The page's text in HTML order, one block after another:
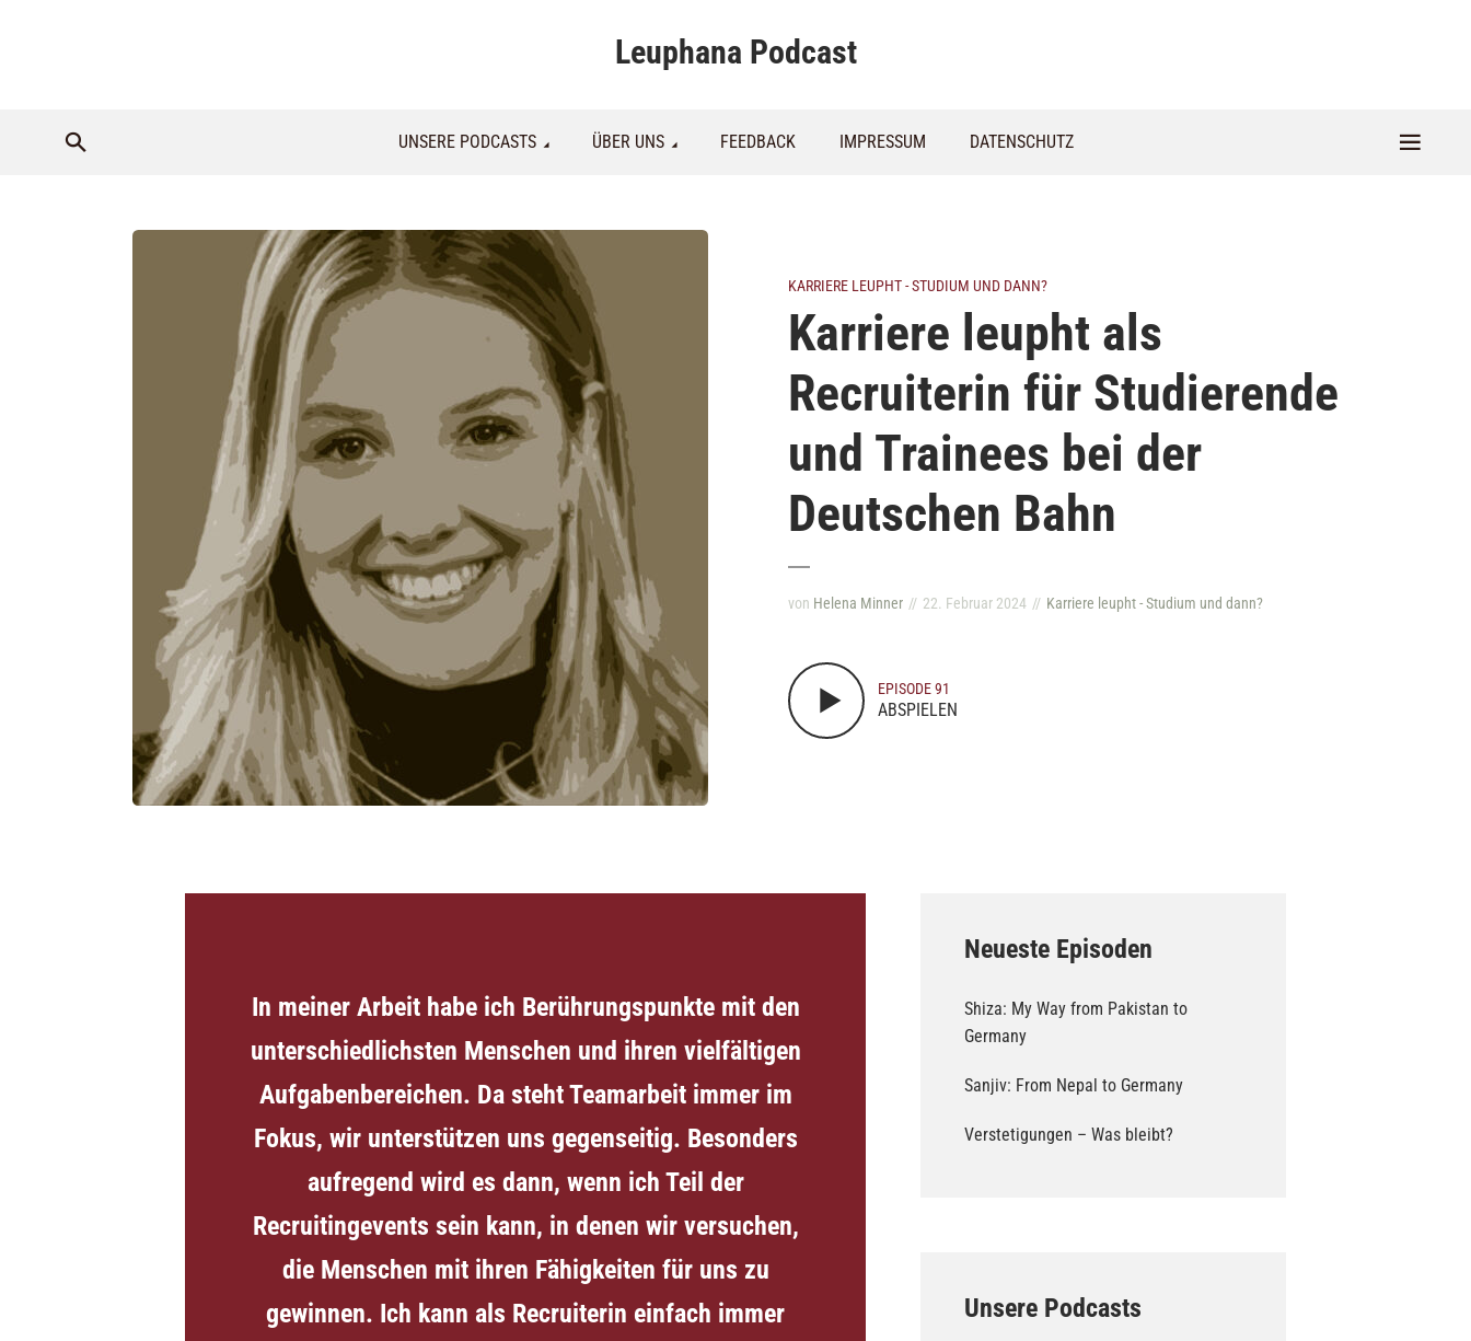
Leuphana Podcast
UNSERE PODCASTS ÜBER UNS FEEDBACK IMPRESSUM DATENSCHUTZ
KARRIERE LEUPHT - STUDIUM UND DANN?
Karriere leupht als
Recruiterin für Studierende
und Trainees bei der
Deutschen Bahn
von Helena Minner 22. Februar 2024 Karriere leupht - Studium und dann?
EPISODE 91
ABSPIELEN
In meiner Arbeit habe ich Berührungspunkte mit den
unterschiedlichsten Menschen und ihren vielfältigen
Aufgabenbereichen. Da steht Teamarbeit immer im
Fokus, wir unterstützen uns gegenseitig. Besonders
aufregend wird es dann, wenn ich Teil der
Recruitingevents sein kann, in denen wir versuchen,
die Menschen mit ihren Fähigkeiten für uns zu
gewinnen. Ich kann als Recruiterin einfach immer
Neueste Episoden
Shiza: My Way from Pakistan to
Germany
Sanjiv: From Nepal to Germany
Verstetigungen – Was bleibt?
Unsere Podcasts